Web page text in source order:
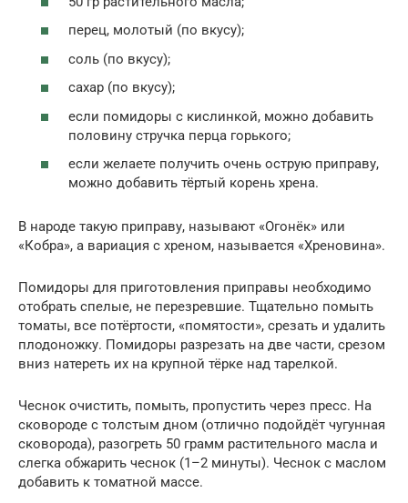
перец, молотый (по вкусу);
соль (по вкусу);
сахар (по вкусу);
если помидоры с кислинкой, можно добавить
половину стручка перца горького;
если желаете получить очень острую приправу,
можно добавить тёртый корень хрена.
В народе такую приправу, называют «Огонёк» или
«Кобра», а вариация с хреном, называется «Хреновина».
Помидоры для приготовления приправы необходимо
отобрать спелые, не перезревшие. Тщательно помыть
томаты, все потёртости, «помятости», срезать и удалить
плодоножку. Помидоры разрезать на две части, срезом
вниз натереть их на крупной тёрке над тарелкой.
Чеснок очистить, помыть, пропустить через пресс. На
сковороде с толстым дном (отлично подойдёт чугунная
сковорода), разогреть 50 грамм растительного масла и
слегка обжарить чеснок (1–2 минуты). Чеснок с маслом
добавить к томатной массе.